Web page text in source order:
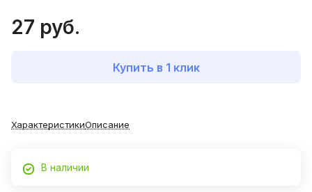
27 руб.
Купить в 1 клик
ХарактеристикиОписание
В наличии